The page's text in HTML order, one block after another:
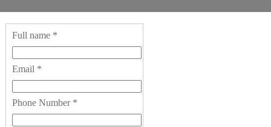
Full name *
Email *
Phone Number *